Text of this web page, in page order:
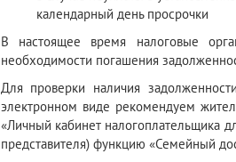
календарный день просрочки
В настоящее время налоговые
необходимости погашения
Для проверки наличия
электронном виде рекомендуем
«Личный кабинет налогоплательщика
представителя) функцию «Семейный